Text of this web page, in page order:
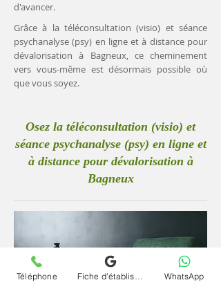
d'avancer.
Grâce à la téléconsultation (visio) et séance
psychanalyse (psy) en ligne et à distance pour
dévalorisation à Bagneux, ce cheminement
vers vous-même est désormais possible où
que vous soyez.
Osez la téléconsultation (visio) et
séance psychanalyse (psy) en ligne et
à distance pour dévalorisation à
Bagneux
Téléphone WhatsApp